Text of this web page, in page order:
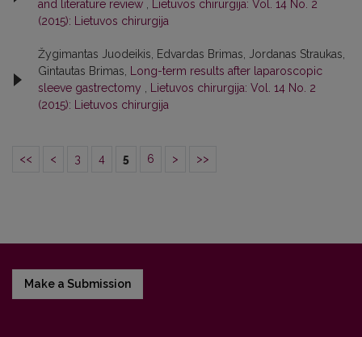
and literature review
Lietuvos chirurgija: Vol. 14 No. 2
(2015): Lietuvos chirurgija
Žygimantas Juodeikis, Edvardas Brimas, Jordanas Straukas,
Gintautas Brimas,
Long-term results after laparoscopic
sleeve gastrectomy
Lietuvos chirurgija: Vol. 14 No. 2
(2015): Lietuvos chirurgija
<< < 3 4 5 6 > >>
Make a Submission